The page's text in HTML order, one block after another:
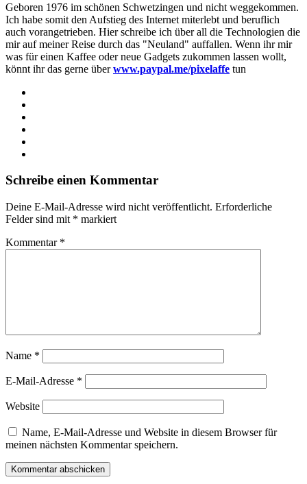
Geboren 1976 im schönen Schwetzingen und nicht weggekommen.
Ich habe somit den Aufstieg des Internet miterlebt und beruflich
auch vorangetrieben. Hier schreibe ich über all die Technologien die
mir auf meiner Reise durch das "Neuland" auffallen. Wenn ihr mir
was für einen Kaffee oder neue Gadgets zukommen lassen wollt,
könnt ihr das gerne überwww.paypal.me/pixelaffe tun
Schreibe einen Kommentar
Deine E-Mail-Adresse wird nicht veröffentlicht. Erforderliche
Felder sind mit * markiert
Kommentar *
Name *
E-Mail-Adresse *
Website
Name, E-Mail-Adresse und Website in diesem Browser für
meinen nächsten Kommentar speichern.